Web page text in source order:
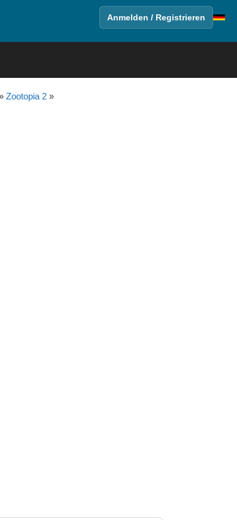
Anmelden / Registrieren
Zootopia 2»